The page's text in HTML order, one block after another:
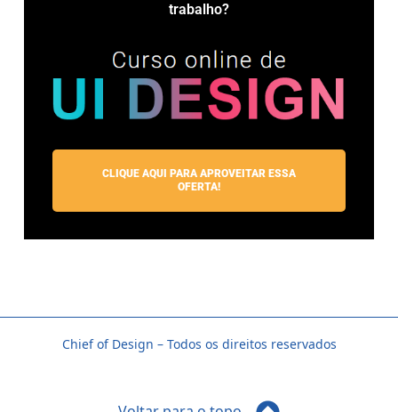
trabalho?
CLIQUE AQUI PARA APROVEITAR ESSA
OFERTA!
Chief of Design – Todos os direitos reservados